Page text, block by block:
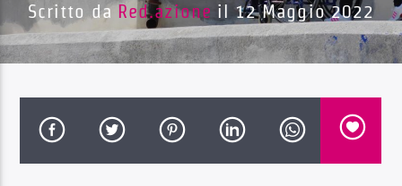
Traccia corrente
Scritto da Red.azione il 12 Maggio 2022